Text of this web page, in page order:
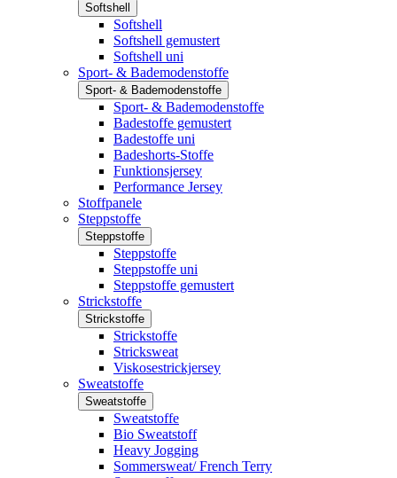
Softshell
Softshell
Softshell gemustert
Softshell uni
Sport- & Bademodenstoffe
Sport- & Bademodenstoffe
Sport- & Bademodenstoffe
Badestoffe gemustert
Badestoffe uni
Badeshorts-Stoffe
Funktionsjersey
Performance Jersey
Stoffpanele
Steppstoffe
Steppstoffe
Steppstoffe
Steppstoffe uni
Steppstoffe gemustert
Strickstoffe
Strickstoffe
Strickstoffe
Stricksweat
Viskosestrickjersey
Sweatstoffe
Sweatstoffe
Sweatstoffe
Bio Sweatstoff
Heavy Jogging
Sommersweat/ French Terry